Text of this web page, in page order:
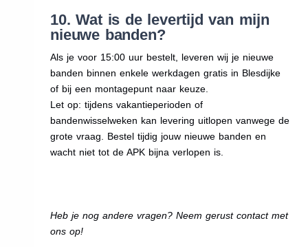
10. Wat is de levertijd van mijn
nieuwe banden?
Als je voor 15:00 uur bestelt, leveren wij je nieuwe
banden binnen enkele werkdagen gratis in Blesdijke
of bij een montagepunt naar keuze.
Let op: tijdens vakantieperioden of
bandenwisselweken kan levering uitlopen vanwege de
grote vraag. Bestel tijdig jouw nieuwe banden en
wacht niet tot de APK bijna verlopen is.
Heb je nog andere vragen? Neem gerust contact met
ons op!